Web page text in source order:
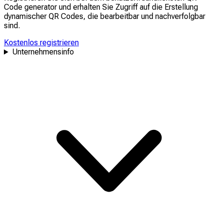
Code generator und erhalten Sie Zugriff auf die Erstellung
dynamischer QR Codes, die bearbeitbar und nachverfolgbar
sind.
Kostenlos registrieren
Unternehmensinfo